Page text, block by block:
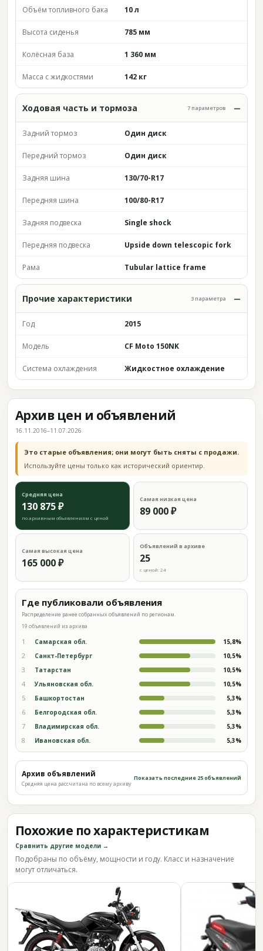
Объём топливного бака 10 л
Высота сиденья 785 мм
Колёсная база 1 360 мм
Масса с жидкостями 142 кг
Ходовая часть и тормоза 7 параметров
Задний тормоз Один диск
Передний тормоз Один диск
Задняя шина 130/70-R17
Передняя шина 100/80-R17
Задняя подвеска Single shock
Передняя подвеска Upside down telescopic fork
Рама Tubular lattice frame
Прочие характеристики 3 параметра
Год 2015
Модель CF Moto 150NK
Система охлаждения Жидкостное охлаждение
Архив цен и объявлений
16.11.2016–11.07.2026
Это старые объявления; они могут быть сняты с продажи.
Используйте цены только как исторический ориентир.
Средняя цена
130 875 ₽
по архивным объявлениям с ценой
Самая низкая цена
89 000 ₽
Самая высокая цена
165 000 ₽
Объявлений в архиве
25
с ценой: 24
Где публиковали объявления
Распределение ранее собранных объявлений по регионам.
19 объявлений из архива
1 Самарская обл. 15,8%
2 Санкт-Петербург 10,5%
3 Татарстан 10,5%
4 Ульяновская обл. 10,5%
5 Башкортостан 5,3%
6 Белгородская обл. 5,3%
7 Владимирская обл. 5,3%
8 Ивановская обл. 5,3%
Архив объявлений
Средняя цена рассчитана по всему архиву
Показать последние 25 объявлений
Похожие по характеристикам
Сравнить другие модели →
Подобраны по объёму, мощности и году. Класс и назначение
могут отличаться.